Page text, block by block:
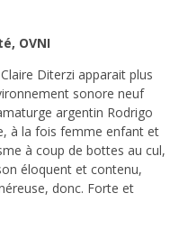
OVNI
Diterzi apparait plus
sonore neuf
argentin Rodrigo
à la fois femme enfant et
à coup de bottes au cul,
éloquent et contenu,
donc. Forte et